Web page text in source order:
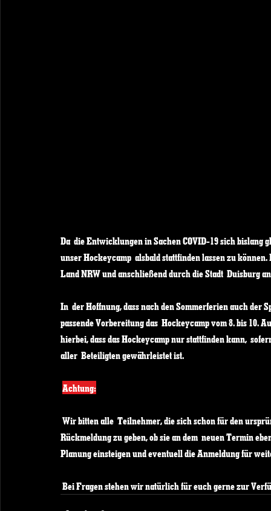
Da  die Entwicklungen in Sachen COVID-19 sich
unser Hockeycamp  alsbald stattfinden lassen zu
Land NRW und anschließend durch die Stadt  Duisburg
In  der Hoffnung, dass nach den Sommerferien auch
passende Vorbereitung das  Hockeycamp vom 8. bis 10.
hierbei, dass das Hockeycamp nur stattfinden kann,
aller  Beteiligten gewährleistet ist.
Achtung:
Rückmeldung zu geben, ob sie an dem  neuen Termin
Planung einsteigen und eventuell die Anmeldung für
Bei Fragen stehen wir natürlich für euch gerne zur